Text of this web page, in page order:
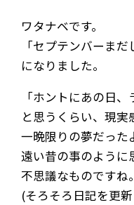
ワタナベです。
「セプテンバーま
になりました。
「ホントにあの日
と思うくらい、現実
一晩限りの夢だった
遠い昔の事のように
不思議なものですね。
(そろそろ日記を更